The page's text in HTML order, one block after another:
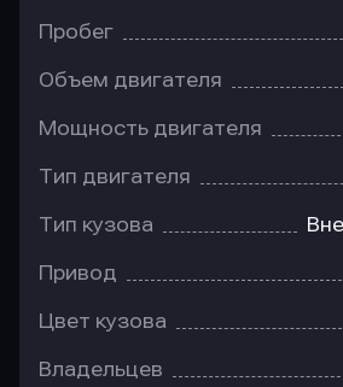
Пробег
Объем двигателя
Мощность двигателя
Тип двигателя
Тип кузова
Привод
Цвет кузова
Владельцев